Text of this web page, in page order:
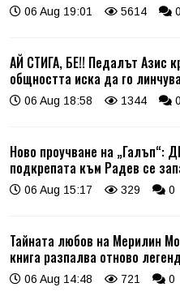
06 Aug 19:01 5614 0
АЙ СТИГА, БЕ!! Педалът Азис
общността иска да го
06 Aug 18:58 1344 0
Ново проучване на „Галъп“:
подкрепата към Радев се
06 Aug 15:17 329 0
Тайната любов на Мерилин
книга разпалва отново
06 Aug 14:48 721 0